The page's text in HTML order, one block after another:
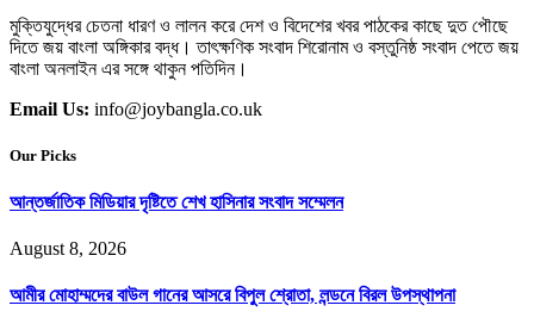
মুক্তিযুদ্ধের চেতনা ধারণ ও লালন করে দেশ ও বিদেশের খবর পাঠকের কাছে দুত পৌছে
দিতে জয় বাংলা অঙ্গিকার বদ্ধ। তাৎক্ষণিক সংবাদ শিরোনাম ও বস্তুনিষ্ঠ সংবাদ পেতে জয়
বাংলা অনলাইন এর সঙ্গে থাকুন পতিদিন।
Email Us: info@joybangla.co.uk
Our Picks
আন্তর্জাতিক মিডিয়ার দৃষ্টিতে শেখ হাসিনার সংবাদ সম্মেলন
August 8, 2026
আমীর মোহাম্মদের বাউল গানের আসরে বিপুল শ্রোতা, লন্ডনে বিরল উপস্থাপনা